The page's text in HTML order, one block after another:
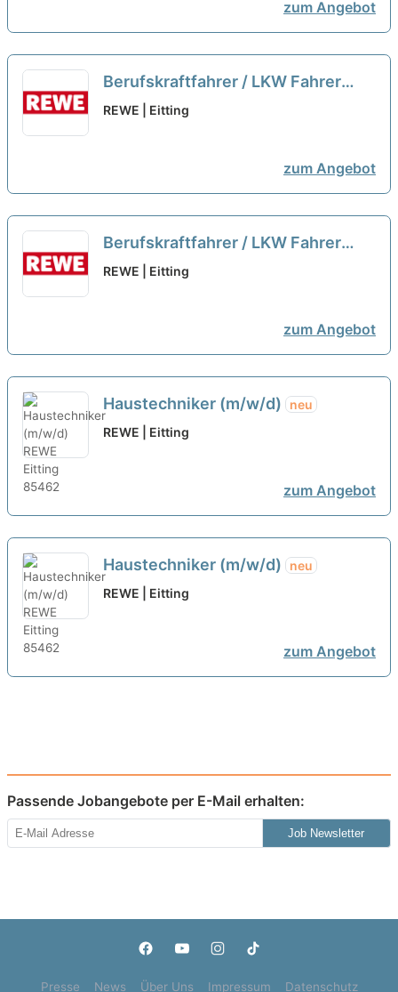
zum Angebot
Berufskraftfahrer / LKW Fahrer
(m/w/d) neu
REWE | Eitting
zum Angebot
Berufskraftfahrer / LKW Fahrer
(m/w/d) neu
REWE | Eitting
zum Angebot
Haustechniker (m/w/d)
neu
REWE | Eitting
zum Angebot
Haustechniker (m/w/d)
neu
REWE | Eitting
zum Angebot
Passende Jobangebote per E-Mail erhalten:
Job Newsletter
Presse News Über Uns Impressum Datenschutz